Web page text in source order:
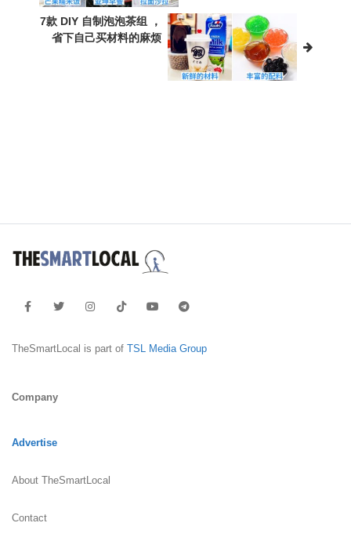
7款 DIY 自制泡泡茶组 ，
省下自己买材料的麻烦
TheSmartLocal is part of TSL Media Group
Company
Advertise
About TheSmartLocal
Contact